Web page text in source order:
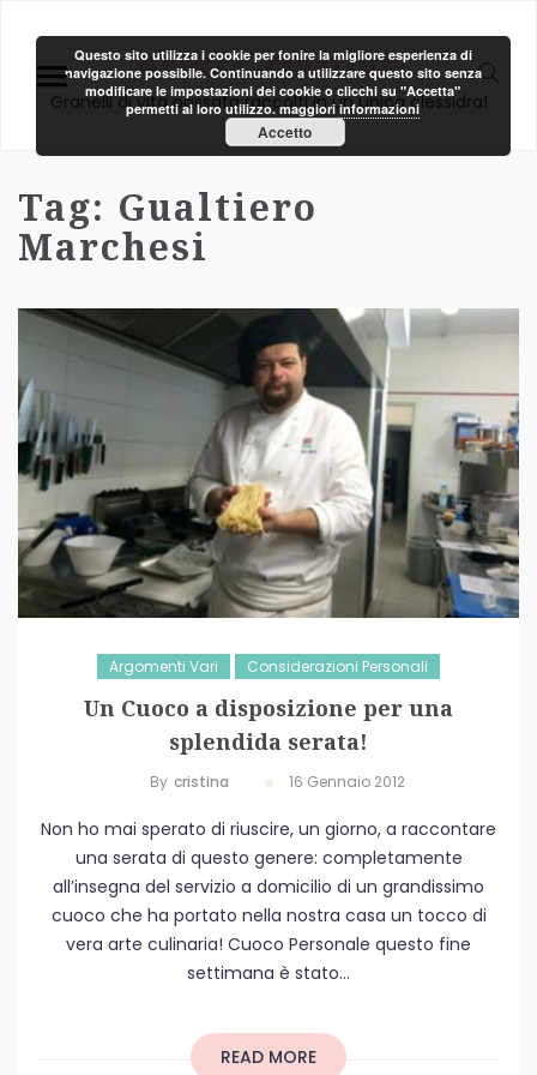
Area Creativa
Granelli di vita passata raccolti in un unica clessidra!
Tag: Gualtiero
Marchesi
Argomenti Vari Considerazioni Personali
Un Cuoco a disposizione per una
splendida serata!
By Cristina 16 Gennaio 2012
Non ho mai sperato di riuscire, un giorno, a raccontare
una serata di questo genere: completamente
all’insegna del servizio a domicilio di un grandissimo
cuoco che ha portato nella nostra casa un tocco di
vera arte culinaria! Cuoco Personale questo fine
settimana è stato...
READ MORE
Questo sito utilizza i cookie per fonire la migliore esperienza di
navigazione possibile. Continuando a utilizzare questo sito senza
modificare le impostazioni dei cookie o clicchi su "Accetta"
permetti al loro utilizzo.maggiori informazioni
Accetto